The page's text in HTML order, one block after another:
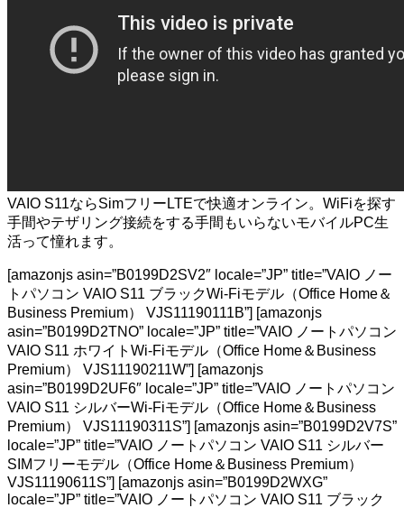
VAIO S11ならSimフリーLTEで快適オンライン。WiFiを探す
手間やテザリング接続をする手間もいらないモバイルPC生
活って憧れます。
[amazonjs asin=”B0199D2SV2″ locale=”JP” title=”VAIO ノー
トパソコン VAIO S11 ブラックWi-Fiモデル（Office Home＆
Business Premium） VJS11190111B”] [amazonjs
asin=”B0199D2TNO” locale=”JP” title=”VAIO ノートパソコン
VAIO S11 ホワイトWi-Fiモデル（Office Home＆Business
Premium） VJS11190211W”] [amazonjs
asin=”B0199D2UF6″ locale=”JP” title=”VAIO ノートパソコン
VAIO S11 シルバーWi-Fiモデル（Office Home＆Business
Premium） VJS11190311S”] [amazonjs asin=”B0199D2V7S”
locale=”JP” title=”VAIO ノートパソコン VAIO S11 シルバー
SIMフリーモデル（Office Home＆Business Premium）
VJS11190611S”] [amazonjs asin=”B0199D2WXG”
locale=”JP” title=”VAIO ノートパソコン VAIO S11 ブラック